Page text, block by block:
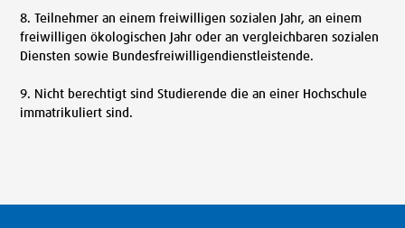
8. Teilnehmer an einem freiwilligen sozialen Jahr, an einem
freiwilligen ökologischen Jahr oder an vergleichbaren sozialen
Diensten sowie Bundesfreiwilligendienstleistende.
9. Nicht berechtigt sind Studierende die an einer Hochschule
immatrikuliert sind.